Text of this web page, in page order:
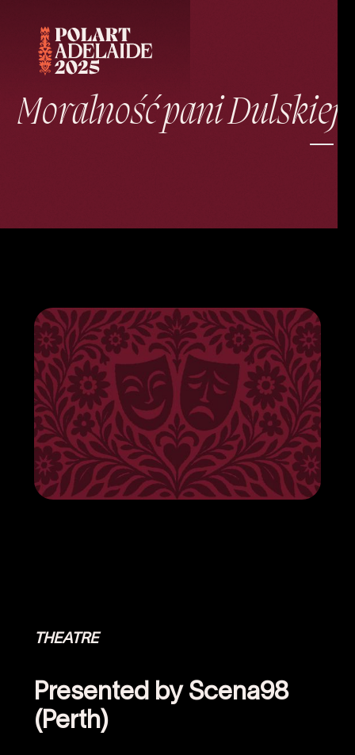
Moralność pani Dulskiej
THEATRE
Presented by Scena98
(Perth)